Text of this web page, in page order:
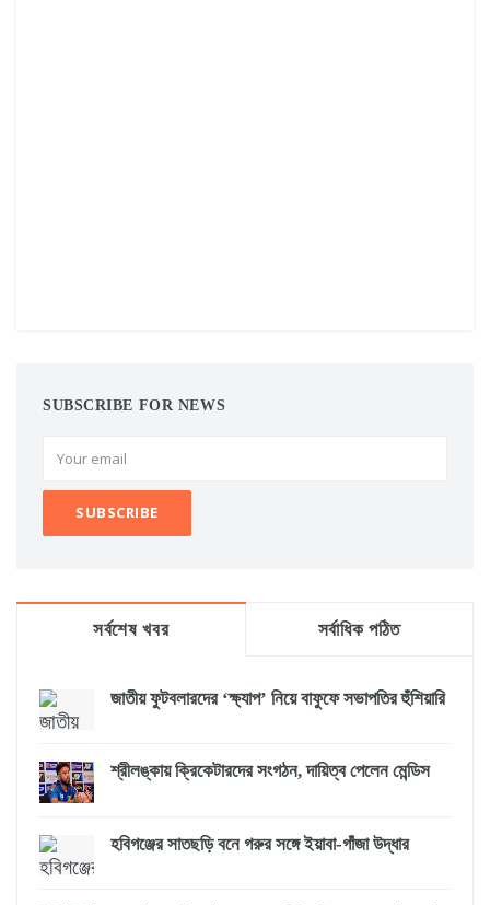
SUBSCRIBE FOR NEWS
সর্বশেষ খবর সর্বাধিক পঠিত
জাতীয় ফুটবলারদের ‘ক্ষ্যাপ’ নিয়ে বাফুফে সভাপতির হুঁশিয়ারি
শ্রীলঙ্কায় ক্রিকেটারদের সংগঠন, দায়িত্ব পেলেন মেন্ডিস
হবিগঞ্জের সাতছড়ি বনে গরুর সঙ্গে ইয়াবা-গাঁজা উদ্ধার